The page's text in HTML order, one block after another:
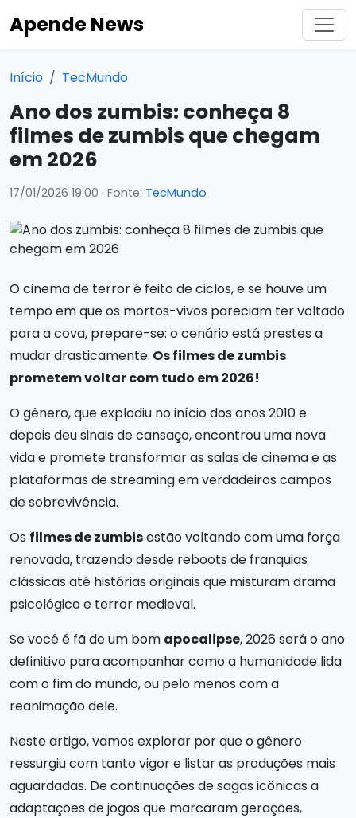
Apende News
Início TecMundo
Ano dos zumbis: conheça 8
filmes de zumbis que chegam
em 2026
17/01/2026 19:00 · Fonte: TecMundo
O cinema de terror é feito de ciclos, e se houve um
tempo em que os mortos-vivos pareciam ter voltado
para a cova, prepare-se: o cenário está prestes a
mudar drasticamente. Os filmes de zumbis
prometem voltar com tudo em 2026!
O gênero, que explodiu no início dos anos 2010 e
depois deu sinais de cansaço, encontrou uma nova
vida e promete transformar as salas de cinema e as
plataformas de streaming em verdadeiros campos
de sobrevivência.
Os filmes de zumbisestão voltando com uma força
renovada, trazendo desde reboots de franquias
clássicas até histórias originais que misturam drama
psicológico e terror medieval.
Se você é fã de um bom apocalipse, 2026 será o ano
definitivo para acompanhar como a humanidade lida
com o fim do mundo, ou pelo menos com a
reanimação dele.
Neste artigo, vamos explorar por que o gênero
ressurgiu com tanto vigor e listar as produções mais
aguardadas. De continuações de sagas icônicas a
adaptações de jogos que marcaram gerações,